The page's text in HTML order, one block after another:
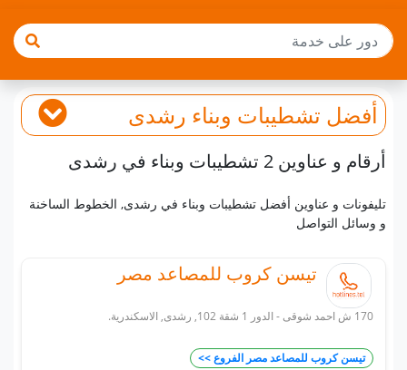
أفضل تشطيبات وبناء رشدى
أرقام و عناوين 2 تشطيبات وبناء في رشدى
تليفونات و عناوين أفضل تشطيبات وبناء في رشدى, الخطوط الساخنة
و وسائل التواصل
تيسن كروب للمصاعد مصر
170 ش احمد شوقى - الدور 1 شقة 102, رشدى, الاسكندرية.
تيسن كروب للمصاعد مصر الفروع >>